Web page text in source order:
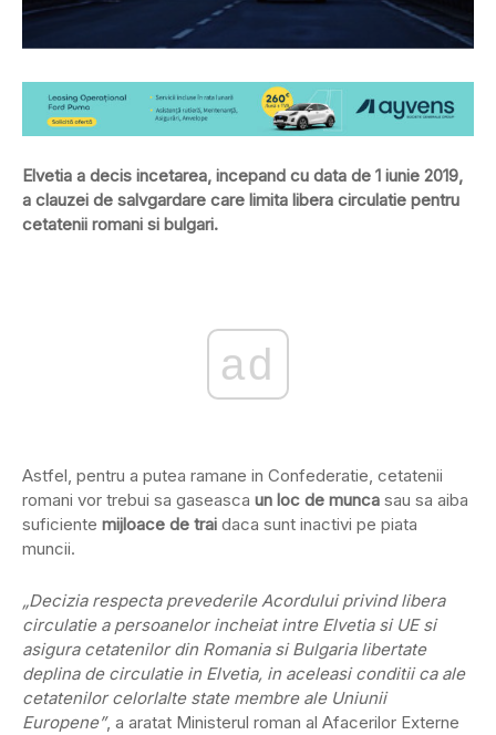
Elvetia a decis incetarea, incepand cu data de 1 iunie 2019,
a clauzei de salvgardare care limita libera circulatie pentru
cetatenii romani si bulgari.
ad
Astfel, pentru a putea ramane in Confederatie, cetatenii
romani vor trebui sa gaseasca un loc de munca sau sa aiba
suficiente mijloace de trai daca sunt inactivi pe piata
muncii.
„Decizia respecta prevederile Acordului privind libera
circulatie a persoanelor incheiat intre Elvetia si UE si
asigura cetatenilor din Romania si Bulgaria libertate
deplina de circulatie in Elvetia, in aceleasi conditii ca ale
cetatenilor celorlalte state membre ale Uniunii
Europene”, a aratat Ministerul roman al Afacerilor Externe